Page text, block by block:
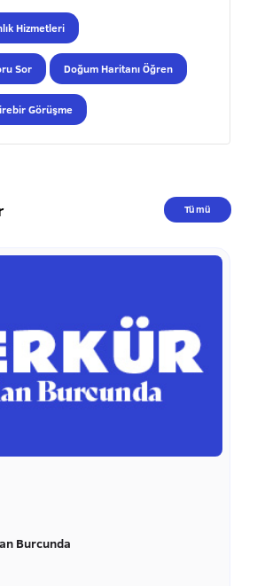
Hizmetleri
Sor Doğum Haritanı Öğren
Görüşme
Tümü
Burcunda